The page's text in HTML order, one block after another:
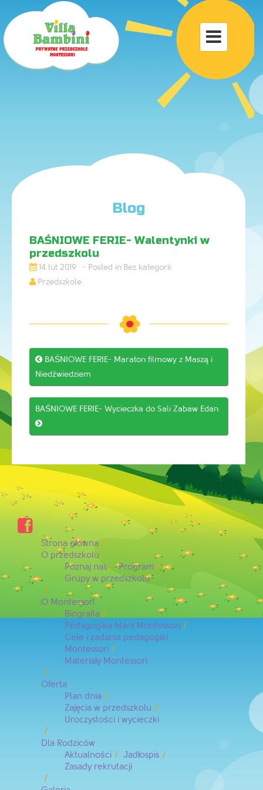
Toggle

Blog
BAŚNIOWE FERIE- Walentynki w
przedszkolu
14 lut 2019
Bez kategorii
Przedszkole
Post
navigation
 BAŚNIOWE FERIE- Maraton filmowy z Maszą i
Niedźwiedziem
BAŚNIOWE FERIE- Wycieczka do Sali Zabaw Edan


Strona główna
O przedszkolu
Poznaj nas
Program
Grupy w przedszkolu
O Montessori
Biografia
Pedagogika Marii Montessori
Cele i zadania pedagogiki
Montessori
Materiały Montessori
Oferta
Plan dnia
Zajęcia w przedszkolu
Uroczystości i wycieczki
Dla Rodziców
Aktualności
Jadłospis
Zasady rekrutacji